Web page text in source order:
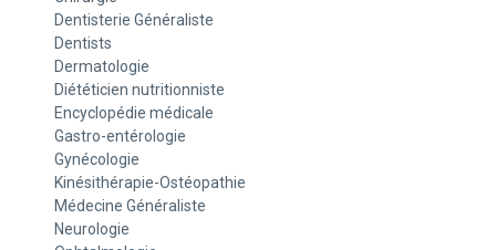
Dentisterie Généraliste
Dentists
Dermatologie
Diététicien nutritionniste
Encyclopédie médicale
Gastro-entérologie
Gynécologie
Kinésithérapie-Ostéopathie
Médecine Généraliste
Neurologie